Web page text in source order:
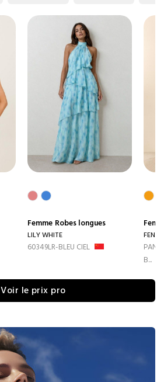
Femme Robes longues
LILY WHITE
60349LR-BLEU CIEL
B...
Voir le prix pro